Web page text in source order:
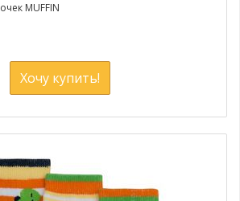
MUFFIN
Хочу купить!